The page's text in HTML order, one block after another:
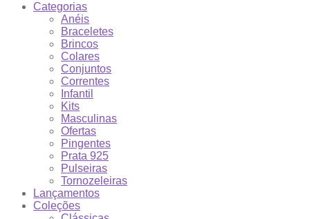
Categorias
Anéis
Braceletes
Brincos
Colares
Conjuntos
Correntes
Infantil
Kits
Masculinas
Ofertas
Pingentes
Prata 925
Pulseiras
Tornozeleiras
Lançamentos
Coleções